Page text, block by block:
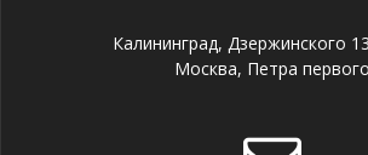
Калининград, Дзержинского
Москва, Петра первого